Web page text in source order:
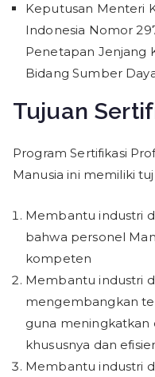
Keputusan Menteri
Indonesia Nomor
Penetapan Jenjang
Bidang Sumber
Tujuan
Program Sertifikasi
Manusia ini memiliki
Membantu industri
bahwa personel
kompeten
Membantu industri
mengembangkan
guna meningkatkan
khususnya dan
Membantu industri